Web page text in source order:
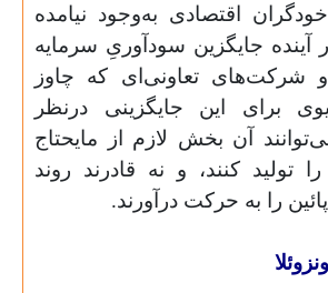
اقتصادی به‌وجود نیامده
آینده جایگزین سودآوریِ سرمایه
شرکت‌های تعاونی‌‌ای که چاوز
برای این جایگزینی درنظر
آن بخش لازم از مایحتاج
تولید کنند، و نه قادرند روند
را به حرکت درآورند.